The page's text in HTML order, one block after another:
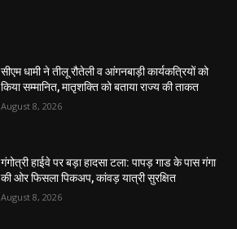
सीएम धामी ने तीलू रौतेली व आंगनबाड़ी कार्यकत्रियों को
किया सम्मानित, मातृशक्ति को बताया राज्य की ताकत
August 8, 2026
गंगोत्री हाईवे पर बड़ा हादसा टला: पापड़ गाड के पास गंगा
की ओर फिसला पिकअप, कांवड़ यात्री सुरक्षित
August 8, 2026